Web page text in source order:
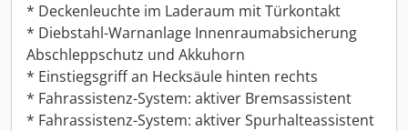
* Deckenleuchte im Laderaum mit Türkontakt
* Diebstahl-Warnanlage Innenraumabsicherung
Abschleppschutz und Akkuhorn
* Einstiegsgriff an Hecksäule hinten rechts
* Fahrassistenz-System: aktiver Bremsassistent
* Fahrassistenz-System: aktiver Spurhalteassistent